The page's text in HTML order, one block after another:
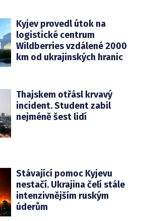
Kyjev provedl útok na
logistické centrum
Wildberries vzdálené 2000
km od ukrajinských hranic
Thajskem otřásl krvavý
incident. Student zabil
nejméně šest lidí
Stávající pomoc Kyjevu
nestačí. Ukrajina čelí stále
intenzivnějším ruským
úderům